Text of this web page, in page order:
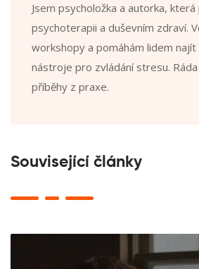
Jsem psycholožka a autorka, která
psychoterapii a duševním zdraví.
workshopy a pomáhám lidem najít
nástroje pro zvládání stresu.
příběhy z praxe.
Související články